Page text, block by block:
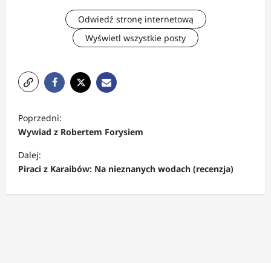
Odwiedź stronę internetową
Wyświetl wszystkie posty
o
b
a
Poprzedni:
Wywiad z Robertem Forysiem
Dalej:
Piraci z Karaibów: Na nieznanych wodach (recenzja)